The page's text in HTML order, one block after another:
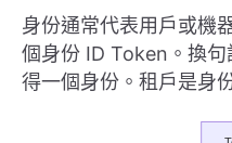
身份通常代表用戶或機
個身份 ID Token。換
得一個身份。租戶是身